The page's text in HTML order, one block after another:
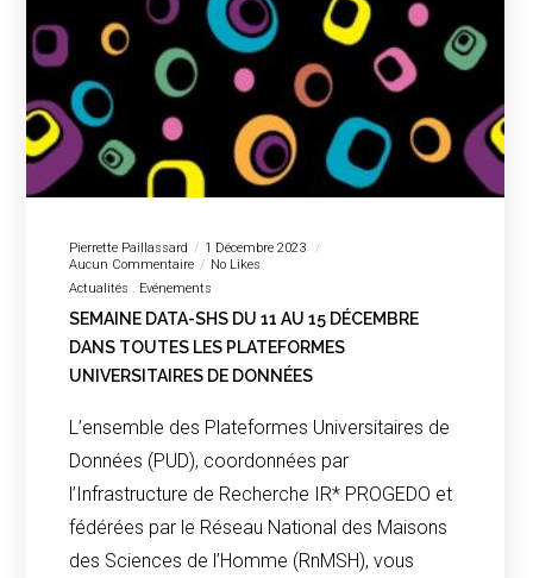
Pierrette Paillassard
1 Décembre 2023
Aucun Commentaire
No Likes
Actualités
Evénements
SEMAINE DATA-SHS DU 11 AU 15 DÉCEMBRE
DANS TOUTES LES PLATEFORMES
UNIVERSITAIRES DE DONNÉES
L’ensemble des Plateformes Universitaires de
Données (PUD), coordonnées par
l’Infrastructure de Recherche IR* PROGEDO et
fédérées par le Réseau National des Maisons
des Sciences de l’Homme (RnMSH), vous